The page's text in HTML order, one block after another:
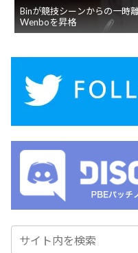
Binが競技シーンからの一時
Wenboを昇格